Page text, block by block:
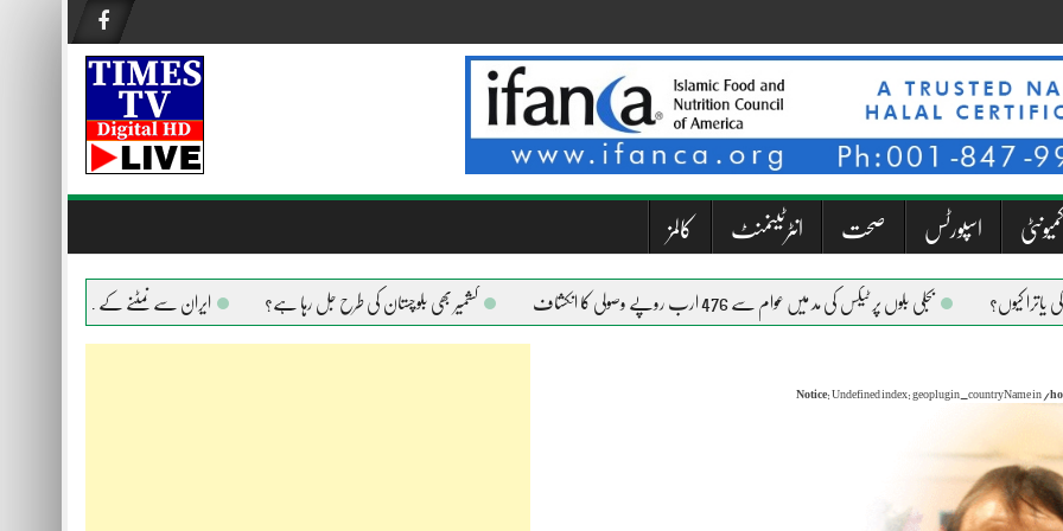
کمیونٹی اسپورٹس صحت انٹرٹینمنٹ کالمز
بجلی بلوں پر ٹیکس کی مد میں عوام سے 476 ارب روپے وصولی کا انکشاف کشمیر بھی بلوچستان کی طرح جل رہا ہے؟ ایران سے نمٹنے کے لیے امریکا ہر ہتھیار
Notice: Undefined index: geoplugin_countryName in /